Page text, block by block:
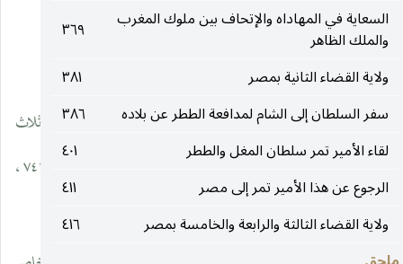
السعاية في المهاداه والإتحاف بين ملوك المغرب
والملك الظاهر
٣٦٩
ولاية القضاء الثانية بمصر
٣٨١
سفر السلطان إلى الشام لمدافعة الططر عن بلاده
٣٨٦
لقاء الأمير تمر سلطان المغل والططر
٤٠١
الرجوع عن هذا الأمير تمر إلى مصر
٤١١
ولاية القضاء الثالثة والرابعة والخامسة بمصر
٤١٦
تاريخ ابن إياس ١ / ١٤٩ ـ ١٥٣.
(٢) في تاريخ ابن إياس ١ / ١٤٩ ، أنه الثاني عشر من ملوك الترك.
(٣) هو الملك الناصر محمد بن الملك المنصور ابن قلاوون تولى الملك ثلاث
مرات كانت الأخيرة منها في سنة ٧٠٩ ، وبقي ملكا حتى مات سنة ٧٤١ ،
وعمره ٥٨ سنة. وانظر الخطط طبع مصر ٤ / ٩٨ ـ ١٠٢.